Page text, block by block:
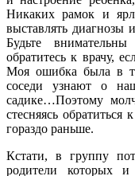
Никаких рамок и
выставлять диагнозы
Будьте
обратитесь к врачу,
Моя ошибка была в
соседи узнают о
садике…Поэтому
стесняясь
гораздо раньше.
Кстати, в группу
родители которых и